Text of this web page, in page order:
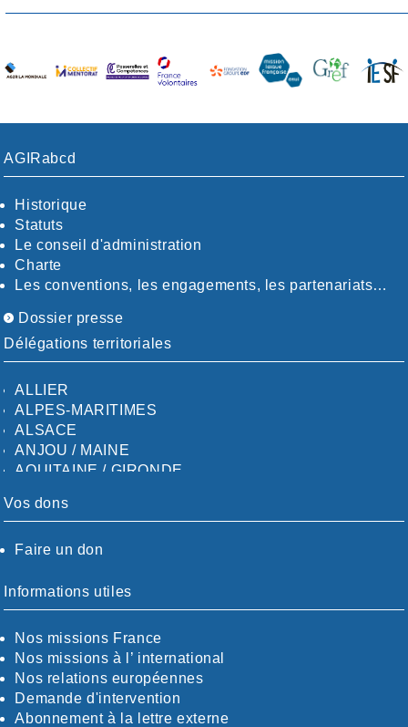
AGIRabcd
Historique
Statuts
Le conseil d'administration
Charte
Les conventions, les engagements, les partenariats…
Dossier presse
Délégations territoriales
ALLIER
ALPES-MARITIMES
ALSACE
ANJOU / MAINE
AQUITAINE / GIRONDE
AUDE
CALVADOS-ORNE
CHARENTE-MARITIME
CÖTE-D'OR
CÖTES-D'ARMOR
DORDOGNE
DRÖME / ARDÈCHE
ESSONNE
EURE-ET-LOIR
Vos dons
Faire un don
Informations utiles
Nos missions France
Nos missions à l’ international
Nos relations européennes
Demande d'intervention
Abonnement à la lettre externe